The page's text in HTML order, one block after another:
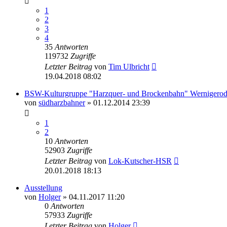
1
2
3
4
35 Antworten
119732 Zugriffe
Letzter Beitrag von Tim Ulbricht
19.04.2018 08:02
BSW-Kulturgruppe "Harzquer- und Brockenbahn"
von südharzbahner» 01.12.2014 23:39
1
2
10 Antworten
52903 Zugriffe
Letzter Beitrag von Lok-Kutscher-HSR
20.01.2018 18:13
Ausstellung
von Holger» 04.11.2017 11:20
0 Antworten
57933 Zugriffe